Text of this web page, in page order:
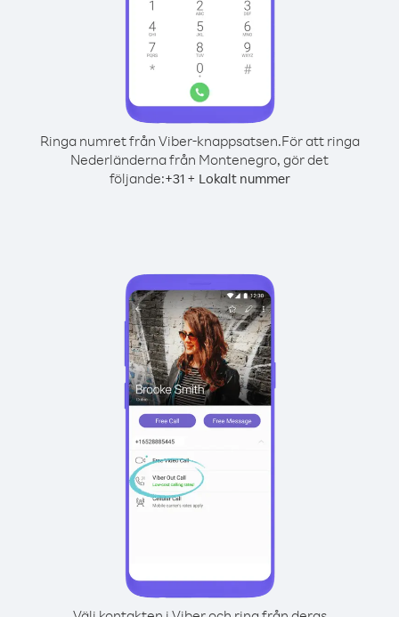
Ringa numret från Viber-knappsatsen.För att ringa
Nederländerna från Montenegro, gör det
följande:+31+ Lokalt nummer